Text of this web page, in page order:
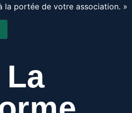
la portée de votre association. »
La